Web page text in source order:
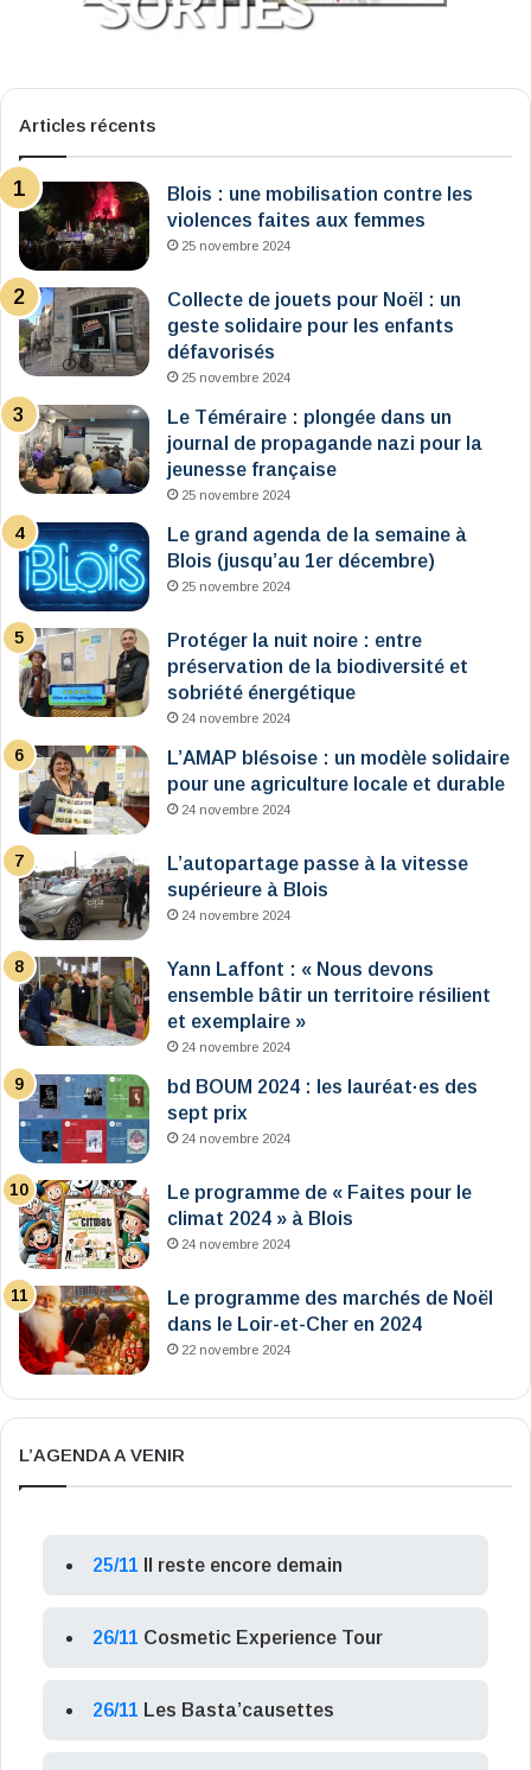
Articles récents
Blois : une mobilisation contre les
violences faites aux femmes
25 novembre 2024
Collecte de jouets pour Noël : un
geste solidaire pour les enfants
défavorisés
25 novembre 2024
Le Téméraire : plongée dans un
journal de propagande nazi pour la
jeunesse française
25 novembre 2024
Le grand agenda de la semaine à
Blois (jusqu’au 1er décembre)
25 novembre 2024
Protéger la nuit noire : entre
préservation de la biodiversité et
sobriété énergétique
24 novembre 2024
L’AMAP blésoise : un modèle solidaire
pour une agriculture locale et durable
24 novembre 2024
L’autopartage passe à la vitesse
supérieure à Blois
24 novembre 2024
Yann Laffont : « Nous devons
ensemble bâtir un territoire résilient
et exemplaire »
24 novembre 2024
bd BOUM 2024 : les lauréat·es des
sept prix
24 novembre 2024
Le programme de « Faites pour le
climat 2024 » à Blois
24 novembre 2024
Le programme des marchés de Noël
dans le Loir-et-Cher en 2024
22 novembre 2024
L’AGENDA A VENIR
25/11 Il reste encore demain
26/11 Cosmetic Experience Tour
26/11 Les Basta’causettes